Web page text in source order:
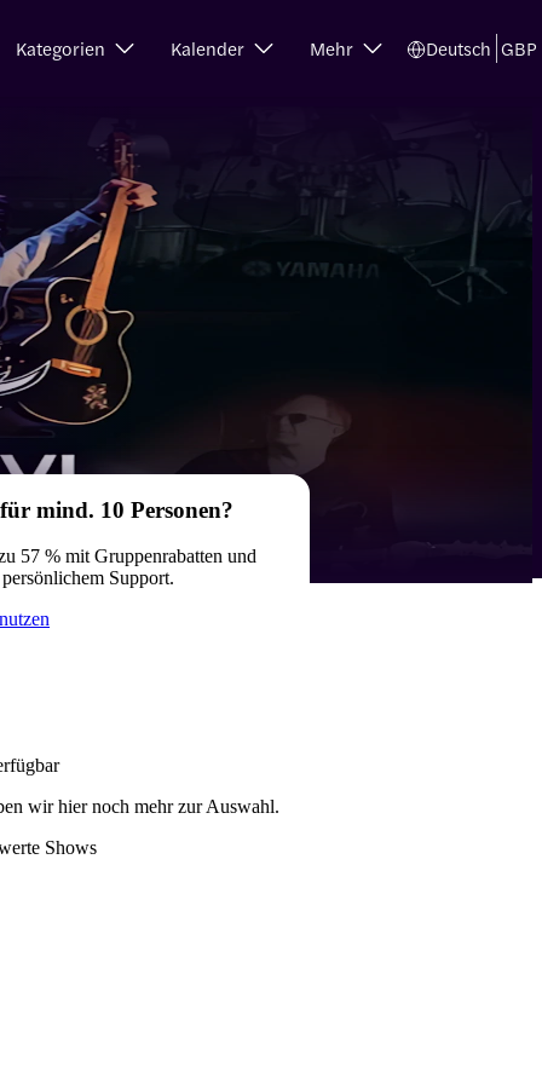
Kategorien Kalender Mehr Deutsch GBP
mind. 10 Personen?
57 % mit Gruppenrabatten und
Support.
wir hier noch mehr zur Auswahl.
Shows